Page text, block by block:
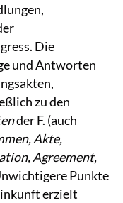
Die
und Antworten
zu den
der F. (auch
Akte,
Agreement,
Punkte
erzielt